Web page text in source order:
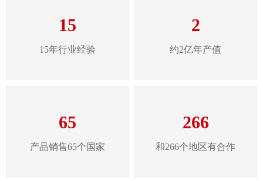
15
15年行业经验
2
约2亿年产值
65
产品销售65个国家
266
和266个地区有合作